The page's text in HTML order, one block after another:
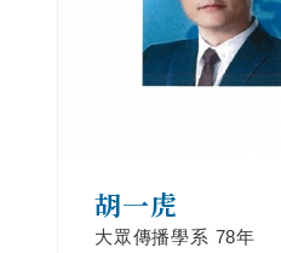
胡一虎
大眾傳播學系 78年